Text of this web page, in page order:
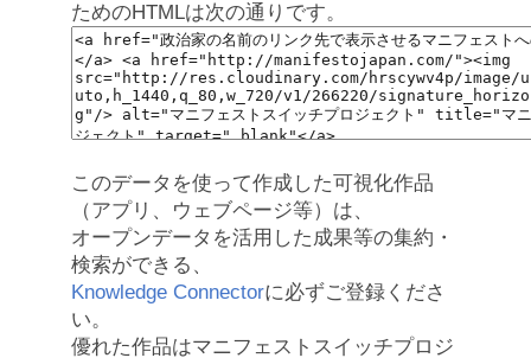
ためのHTMLは次の通りです。
このデータを使って作成した可視化作品
（アプリ、ウェブページ等）は、
オープンデータを活用した成果等の集約・
検索ができる、
Knowledge Connectorに必ずご登録くださ
い。
優れた作品はマニフェストスイッチプロジ